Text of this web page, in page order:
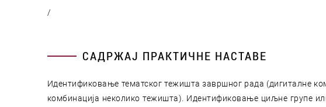
/
САДРЖАЈ ПРАКТИЧНЕ НАСТАВЕ
Идентификовање тематског тежишта завршног рада (дигиталне
комбинација неколико тежишта). Идентификовање циљне групе